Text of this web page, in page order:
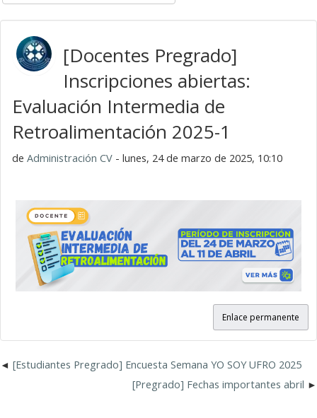
[Docentes Pregrado]
Inscripciones abiertas:
Evaluación Intermedia de
Retroalimentación 2025-1
de Administración CV - lunes, 24 de marzo de 2025, 10:10
Enlace permanente
[Estudiantes Pregrado] Encuesta Semana YO SOY UFRO 2025
[Pregrado] Fechas importantes abril